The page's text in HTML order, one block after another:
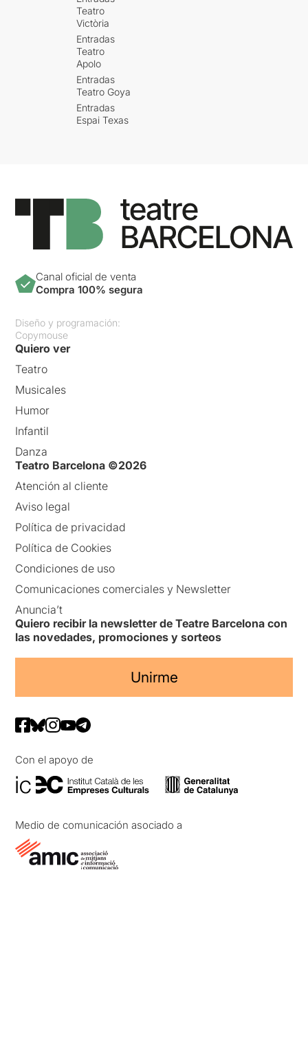
Teatro
Victòria
Entradas
Teatro
Apolo
Entradas
Teatro Goya
Entradas
Espai Texas
Canal oficial de venta
Compra 100% segura
Diseño y programación:
Copymouse
Quiero ver
Teatro
Musicales
Humor
Infantil
Danza
Teatro Barcelona ©2026
Atención al cliente
Aviso legal
Política de privacidad
Política de Cookies
Condiciones de uso
Comunicaciones comerciales y Newsletter
Anuncia’t
Quiero recibir la newsletter de Teatre Barcelona con
las novedades, promociones y sorteos
Unirme
Con el apoyo de
Medio de comunicación asociado a